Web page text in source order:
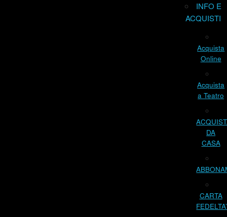
INFO E
ACQUISTI
Acquista
Online
Acquista
a Teatro
DA
CASA
CARTA
FEDELTA’